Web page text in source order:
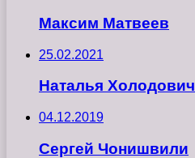
Максим Матвеев
25.02.2021
Наталья Холодович
04.12.2019
Сергей Чонишвили